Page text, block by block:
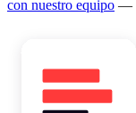
con nuestro equipo —